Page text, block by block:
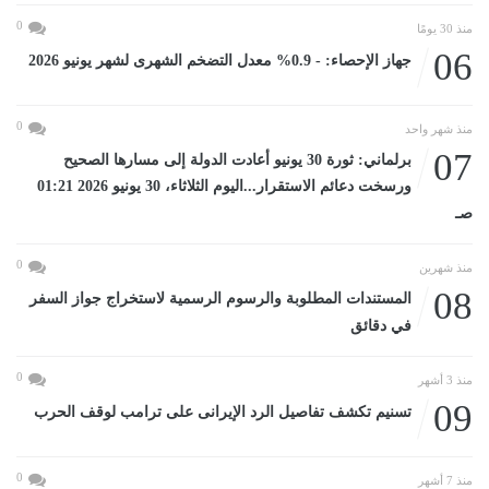
منذ 30 يومًا 0
06 جهاز الإحصاء: - 0.9% معدل التضخم الشهرى لشهر يونيو 2026
منذ شهر واحد 0
07
برلماني: ثورة 30 يونيو أعادت الدولة إلى مسارها الصحيح
ورسخت دعائم الاستقرار...اليوم الثلاثاء، 30 يونيو 2026 01:21
صـ
منذ شهرين 0
08
المستندات المطلوبة والرسوم الرسمية لاستخراج جواز السفر
في دقائق
منذ 3 أشهر 0
09 تسنيم تكشف تفاصيل الرد الإيرانى على ترامب لوقف الحرب
منذ 7 أشهر 0